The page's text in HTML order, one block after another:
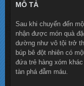
MÔ TẢ
Sau khi chuyển đến
nhận được món quà
dường như vô tội trở
búp bê đột nhiên có
đứa trẻ hàng xóm
tàn phá đẫm máu.